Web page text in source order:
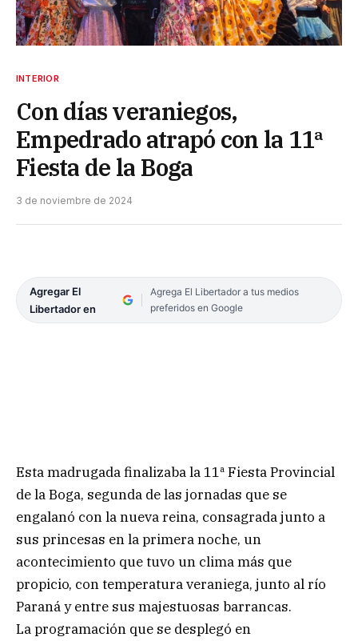
INTERIOR
Con días veraniegos,
Empedrado atrapó con la 11ª
Fiesta de la Boga
3 de noviembre de 2024
Agregar El
Libertador en
Agrega El Libertador a tus medios
preferidos en Google
Esta madrugada finalizaba la 11ª Fiesta Provincial
de la Boga, segunda de las jornadas que se
engalanó con la nueva reina, consagrada junto a
sus princesas en la primera noche, un
acontecimiento que tuvo un clima más que
propicio, con temperatura veraniega, junto al río
Paraná y entre sus majestuosas barrancas.
La programación que se desplegó en